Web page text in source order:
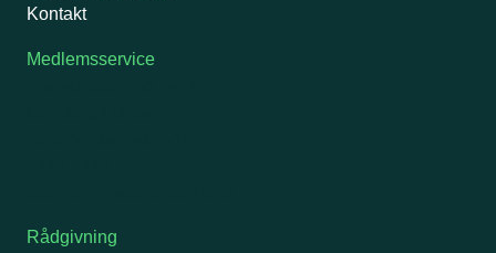
Kontakt
Medlemsservice
Rådgivning